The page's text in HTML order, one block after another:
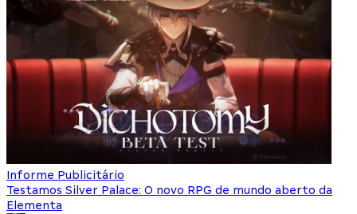
Informe Publicitário
Testamos Silver Palace: O novo RPG de mundo aberto da
Elementa